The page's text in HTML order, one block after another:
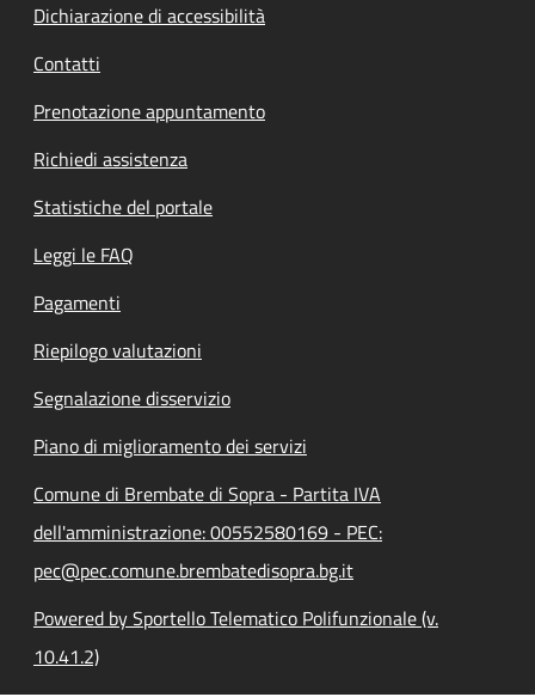
Dichiarazione di accessibilità
Contatti
Prenotazione appuntamento
Richiedi assistenza
Statistiche del portale
Leggi le FAQ
Pagamenti
Riepilogo valutazioni
Segnalazione disservizio
Piano di miglioramento dei servizi
Comune di Brembate di Sopra - Partita IVA
dell'amministrazione: 00552580169 - PEC:
pec@pec.comune.brembatedisopra.bg.it
Powered by Sportello Telematico Polifunzionale (v.
10.41.2)